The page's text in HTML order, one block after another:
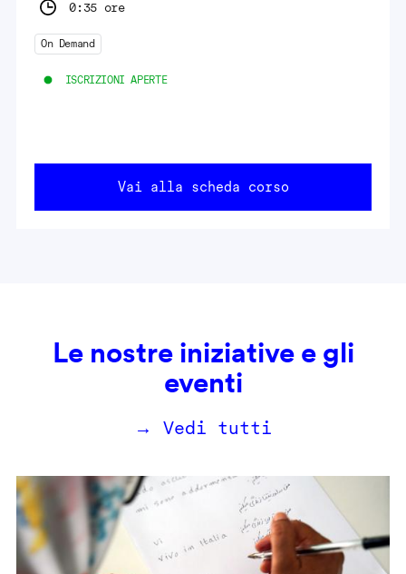
0:35 ore
On Demand
ISCRIZIONI APERTE
Vai alla scheda corso
Le nostre iniziative e gli
eventi
→ Vedi tutti